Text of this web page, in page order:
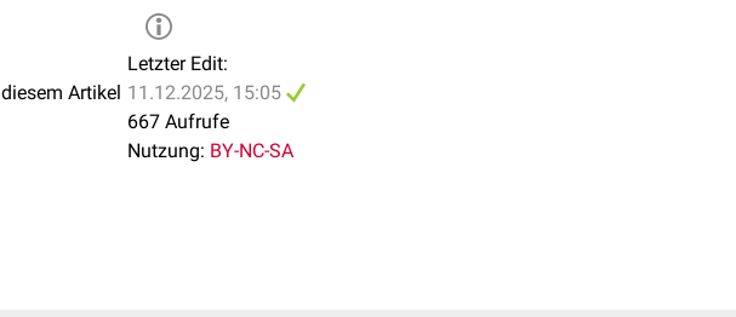
Artikel
Letzter Edit:
11.12.2025, 15:05
667 Aufrufe
Nutzung: BY-NC-SA